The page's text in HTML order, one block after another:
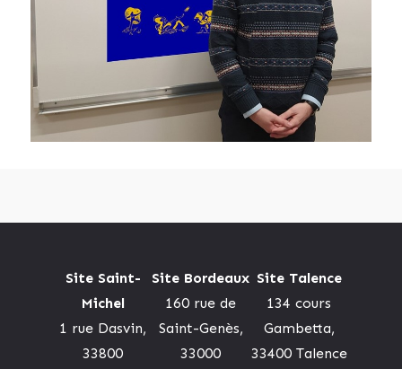
Site Saint-
Michel
1 rue Dasvin,
33800
Site Bordeaux
160 rue de
Saint-Genès,
33000
Site Talence
134 cours
Gambetta,
33400 Talence